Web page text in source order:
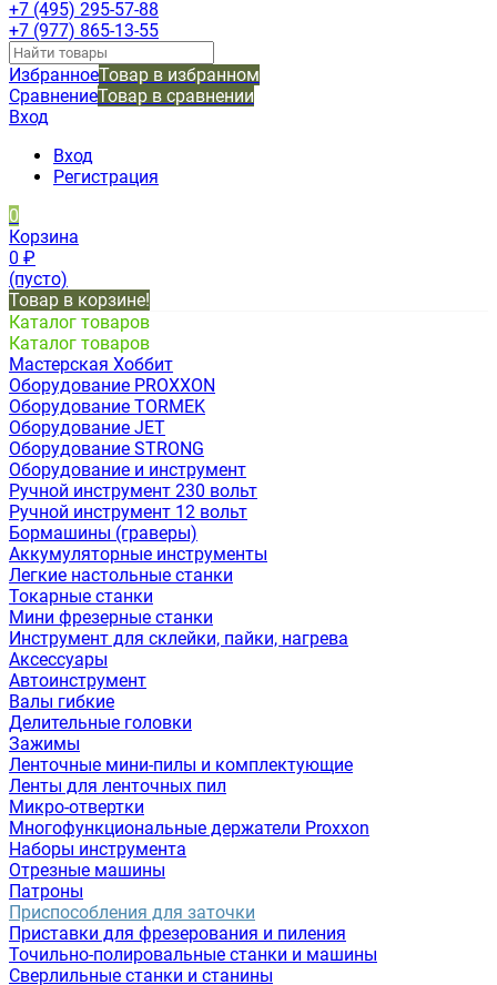
+7 (495) 295-57-88
+7 (977) 865-13-55
ИзбранноеТовар в избранном
СравнениеТовар в сравнении
Вход
Вход
Регистрация
0
Корзина
0 ₽
(пусто)
Товар в корзине!
Каталог товаров
Каталог товаров
Мастерская Хоббит
Оборудование PROXXON
Оборудование TORMEK
Оборудование JET
Оборудование STRONG
Оборудование и инструмент
Ручной инструмент 230 вольт
Ручной инструмент 12 вольт
Бормашины (граверы)
Аккумуляторные инструменты
Легкие настольные станки
Токарные станки
Мини фрезерные станки
Инструмент для склейки, пайки, нагрева
Аксессуары
Автоинструмент
Валы гибкие
Делительные головки
Зажимы
Ленточные мини-пилы и комплектующие
Ленты для ленточных пил
Микро-отвертки
Многофункциональные держатели Proxxon
Наборы инструмента
Отрезные машины
Патроны
Приспособления для заточки
Приставки для фрезерования и пиления
Точильно-полировальные станки и машины
Сверлильные станки и станины